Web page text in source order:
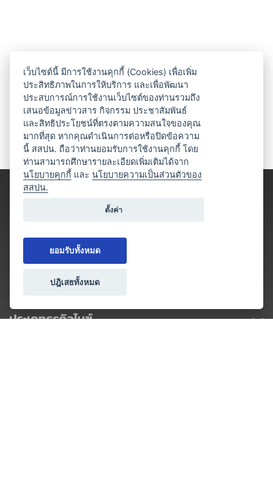
ประเภทธุรกิจไมซ์
เว็บไซต์นี้ มีการใช้งานคุกกี้ (Cookies) เพื่อเพิ่ม
ประสิทธิภาพในการให้บริการ และเพื่อพัฒนา
ประสบการณ์การใช้งานเว็บไซต์ของท่านรวมถึง
เสนอข้อมูลข่าวสาร กิจกรรม ประชาสัมพันธ์
และสิทธิประโยชน์ที่ตรงตามความสนใจของคุณ
มากที่สุด หากคุณดำเนินการต่อหรือปิดข้อความ
นี้ สสปน. ถือว่าท่านยอมรับการใช้งานคุกกี้ โดย
ท่านสามารถศึกษารายละเอียดเพิ่มเติมได้จาก
นโยบายคุกกี้ และนโยบายความเป็นส่วนตัวของ
สสปน.
ตั้งค่า
ยอมรับทั้งหมด
ปฎิเสธทั้งหมด